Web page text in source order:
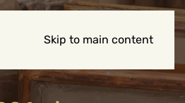
Skip to main content